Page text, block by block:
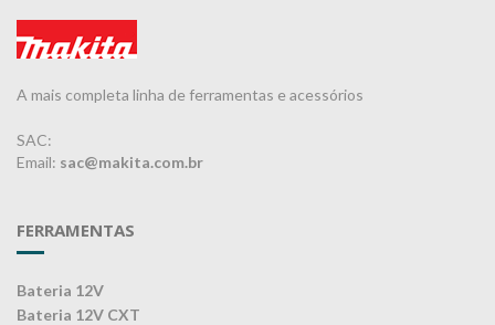
A mais completa linha de ferramentas e acessórios
SAC:
Email: sac@makita.com.br
FERRAMENTAS
Bateria 12V
Bateria 12V CXT